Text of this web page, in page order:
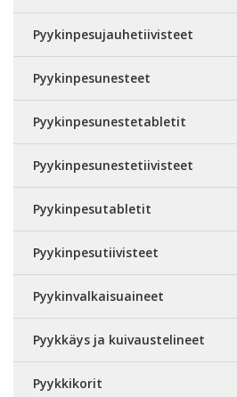
Pyykinpesujauhetiivisteet
Pyykinpesunesteet
Pyykinpesunestetabletit
Pyykinpesunestetiivisteet
Pyykinpesutabletit
Pyykinpesutiivisteet
Pyykinvalkaisuaineet
Pyykkäys ja kuivaustelineet
Pyykkikorit